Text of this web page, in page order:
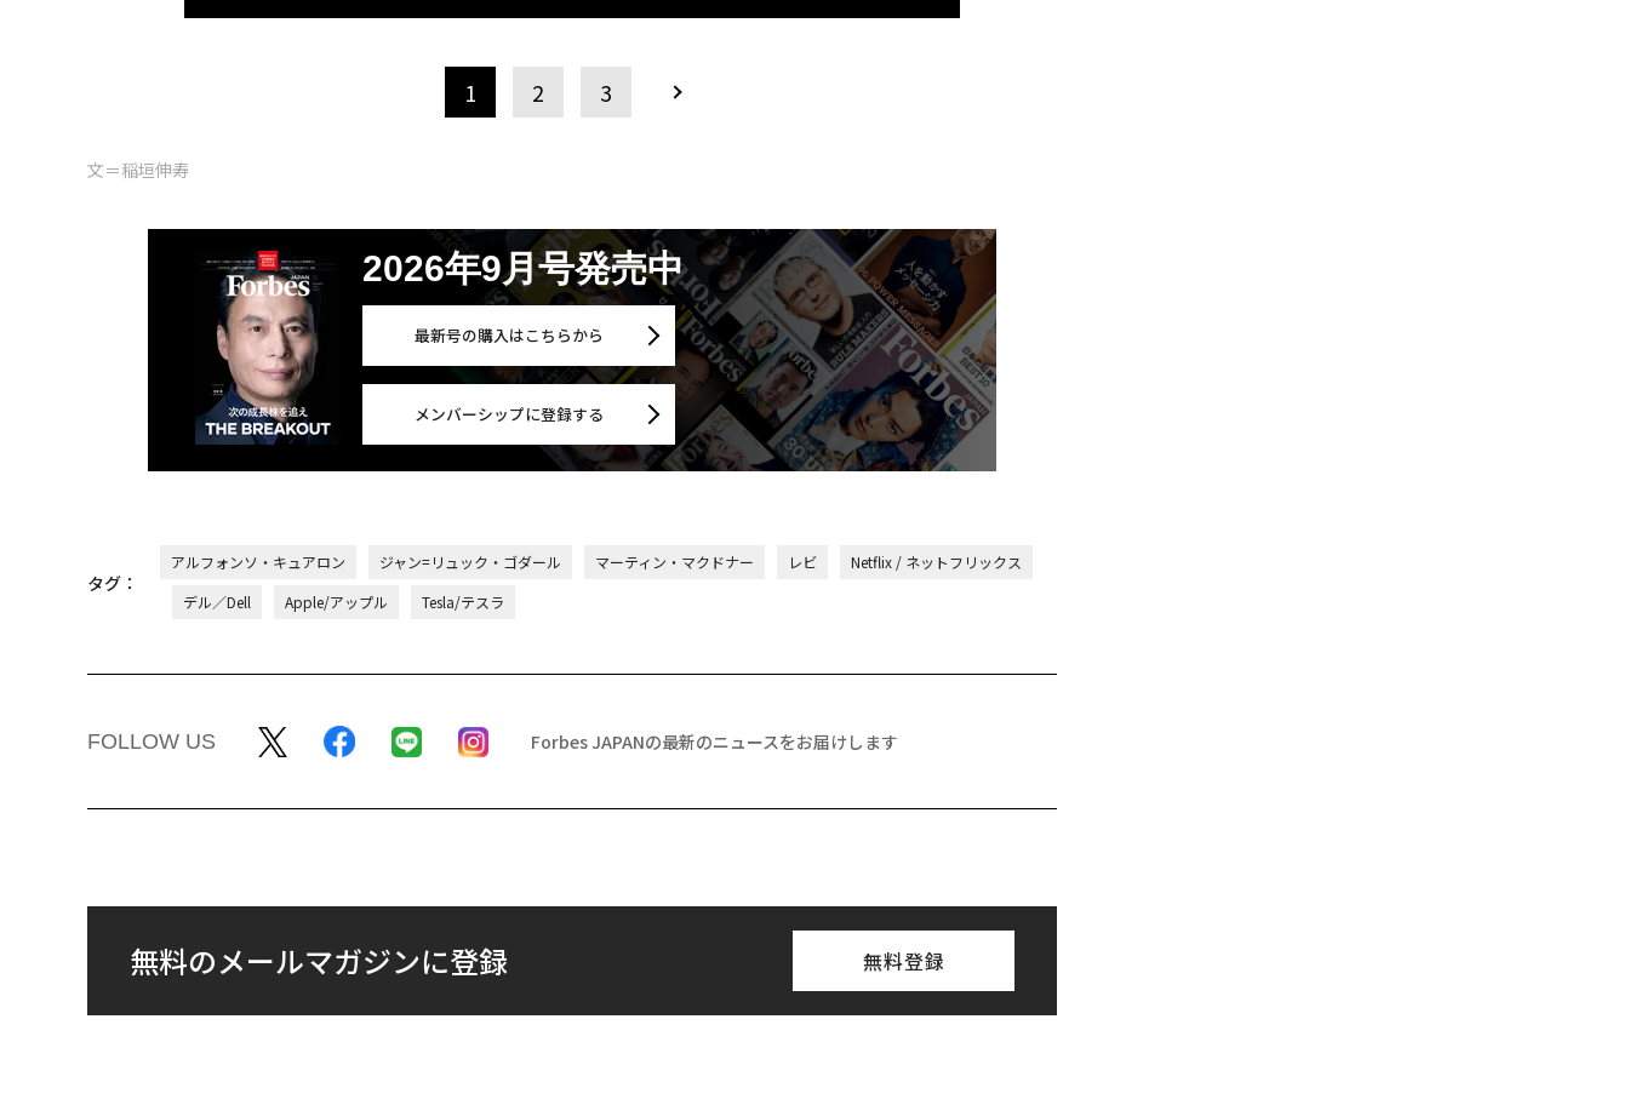
1 2 3
文＝稲垣伸寿
2026年9月号発売中
最新号の購入はこちらから
メンバーシップに登録する
タグ：
アルフォンソ・キュアロン ジャン=リュック・ゴダール マーティン・マクドナー レビ
Netflix / ネットフリックス
デル／Dell
Apple/アップル Tesla/テスラ
FOLLOW US Forbes JAPANの最新のニュースをお届けします
無料のメールマガジンに登録 無料登録